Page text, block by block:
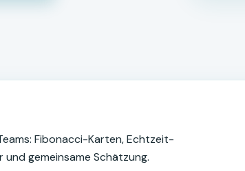
Fibonacci-Karten, Echtzeit-
gemeinsame Schätzung.